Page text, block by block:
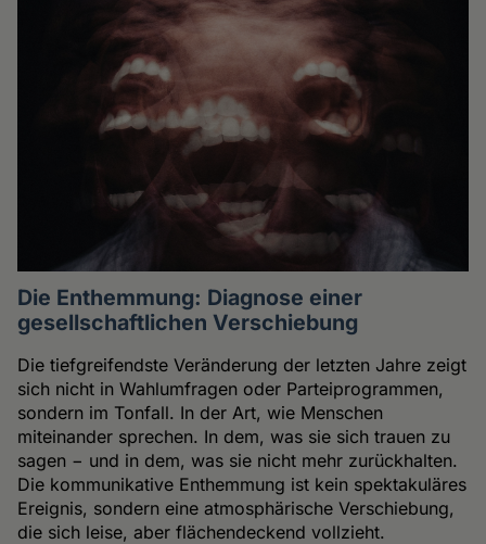
Die Enthemmung: Diagnose einer
gesellschaftlichen Verschiebung
Die tiefgreifendste Veränderung der letzten Jahre zeigt
sich nicht in Wahlumfragen oder Parteiprogrammen,
sondern im Tonfall. In der Art, wie Menschen
miteinander sprechen. In dem, was sie sich trauen zu
sagen − und in dem, was sie nicht mehr zurückhalten.
Die kommunikative Enthemmung ist kein spektakuläres
Ereignis, sondern eine atmosphärische Verschiebung,
die sich leise, aber flächendeckend vollzieht.